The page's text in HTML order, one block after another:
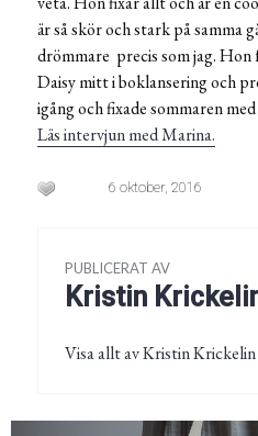
är så skör och stark på samma
drömmare precis som jag. Hon
Daisy mitt i boklansering och
igång och fixade sommaren
Läs intervjun med Marina.
6 oktober, 2016
PUBLICERAT AV
Kristin
Visa allt av Kristin Krickelin